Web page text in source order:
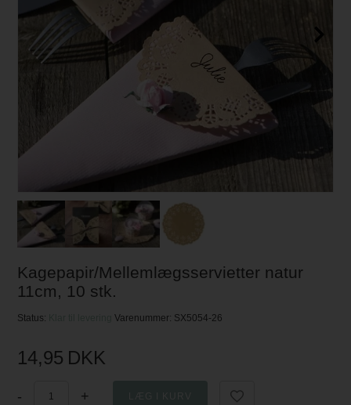
Kagepapir/Mellemlægsservietter natur
11cm, 10 stk.
Status: Klar til leveringVarenummer: SX5054-26
14,95 DKK
- +